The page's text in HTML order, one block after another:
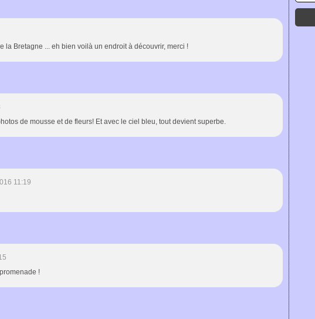
la Bretagne ... eh bien voilà un endroit à découvrir, merci !
de mousse et de fleurs! Et avec le ciel bleu, tout devient superbe.
11:19
!